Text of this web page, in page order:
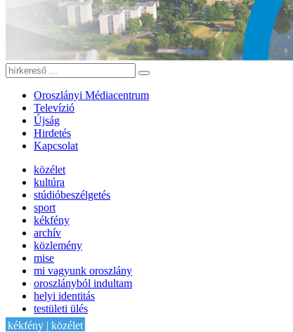
Oroszlányi Médiacentrum
Televízió
Újság
Hirdetés
Kapcsolat
közélet
kultúra
stúdióbeszélgetés
sport
kékfény
archív
közlemény
mise
mi vagyunk oroszlány
oroszlányból indultam
helyi identitás
testületi ülés
IT-HON
kékfény | közélet